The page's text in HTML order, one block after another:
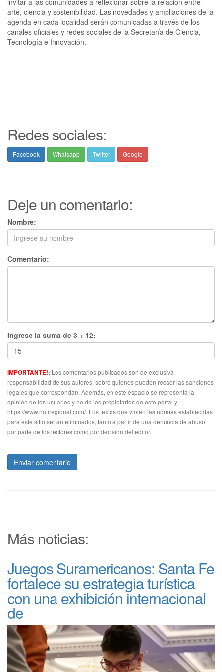
invitar a las comunidades a reflexionar sobre la relación entre
arte, ciencia y sostenibilidad. Las novedades y ampliaciones de la
agenda en cada localidad serán comunicadas a través de los
canales oficiales y redes sociales de la Secretaría de Ciencia,
Tecnología e Innovación.
Redes sociales:
Facebook Whatsapp Twitter Google
Deje un comentario:
Nombre:
Comentario:
Ingrese la suma de 3 + 12:
IMPORTANTE!: Los comentarios publicados son de exclusiva
responsabilidad de sus autores, sobre quienes pueden recaer las sanciones
legales que correspondan. Además, en este espacio se representa la
opinión de los usuarios y no de los propietarios de este portal y
https://www.notiregional.com/. Los textos que violen las normas establecidas
para este sitio serían eliminados, tanto a partir de una denuncia de abuso
por parte de los lectores como por decisión del editor.
Enviar comentario
Más noticias:
Juegos Suramericanos: Santa Fe
fortalece su estrategia turística
con una exhibición internacional
de